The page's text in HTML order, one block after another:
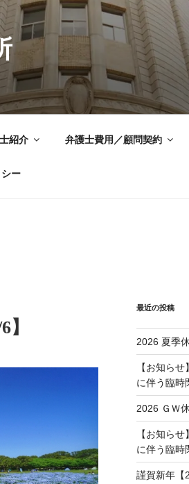
紹介 弁護士費用／顧問契約
ー
最近の投稿
2026 夏季
【お知ら
に伴う臨時
2026 ＧＷ
【お知ら
に伴う臨時
謹賀新年【